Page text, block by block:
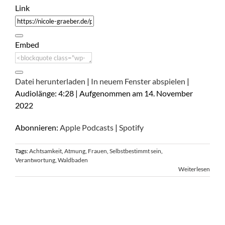
Link
Embed
Datei herunterladen | In neuem Fenster abspielen |
Audiolänge: 4:28 | Aufgenommen am 14. November
2022
Abonnieren: Apple Podcasts | Spotify
Tags:Achtsamkeit Atmung Frauen Selbstbestimmt sein
Verantwortung Waldbaden
Weiterlesen